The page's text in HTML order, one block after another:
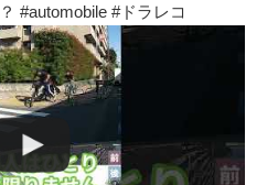
#automobile #ドラレコ